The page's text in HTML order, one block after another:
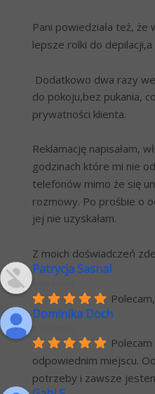
Pani powiedziała też, że
lepsze rolki do depilacji,a
Dodatkowo dwa razy
do pokoju,bez pukania,
prywatności klienta.
Reklamację napisałam,
godzinach które mi nie
telefonów mimo że się
rozmowy. Po prośbie o
jej nie uzyskałam.
Z moich doświadczeń
Patrycja Sasnal
Dominika Doch
odpowiednim miejscu.
potrzeby i zawsze